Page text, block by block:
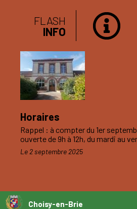
FLASH
INFO
Horaires
Rappel : à compter du 1er
ouverte de 9h à 12h, du mardi au
3ème samedis du mois.
Le 2 septembre 2025
Choisy-en-Brie